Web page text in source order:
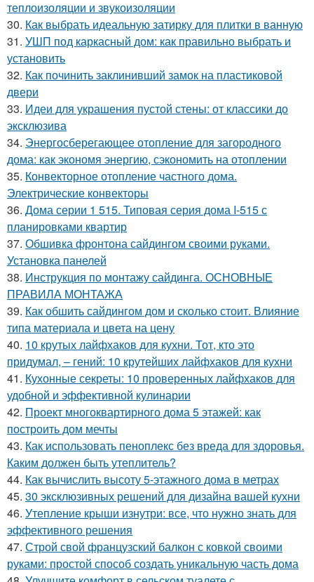
теплоизоляции и звукоизоляции
30. Как выбрать идеальную затирку для плитки в ванную
31. УШП под каркасный дом: как правильно выбрать и
установить
32. Как починить заклинивший замок на пластиковой
двери
33. Идеи для украшения пустой стены: от классики до
эксклюзива
34. Энергосберегающее отопление для загородного
дома: как экономя энергию, сэкономить на отоплении
35. Конвекторное отопление частного дома.
Электрические конвекторы
36. Дома серии 1 515. Типовая серия дома I-515 с
планировками квартир
37. Обшивка фронтона сайдингом своими руками.
Установка панелей
38. Инструкция по монтажу сайдинга. ОСНОВНЫЕ
ПРАВИЛА МОНТАЖА
39. Как обшить сайдингом дом и сколько стоит. Влияние
типа материала и цвета на цену
40. 10 крутых лайфхаков для кухни. Тот, кто это
придумал, – гений: 10 крутейших лайфхаков для кухни
41. Кухонные секреты: 10 проверенных лайфхаков для
удобной и эффективной кулинарии
42. Проект многоквартирного дома 5 этажей: как
построить дом мечты
43. Как использовать пеноплекс без вреда для здоровья.
Каким должен быть утеплитель?
44. Как вычислить высоту 5-этажного дома в метрах
45. 30 эксклюзивных решений для дизайна вашей кухни
46. Утепление крыши изнутри: все, что нужно знать для
эффективного решения
47. Строй свой французский балкон с ковкой своими
руками: простой способ создать уникальную часть дома